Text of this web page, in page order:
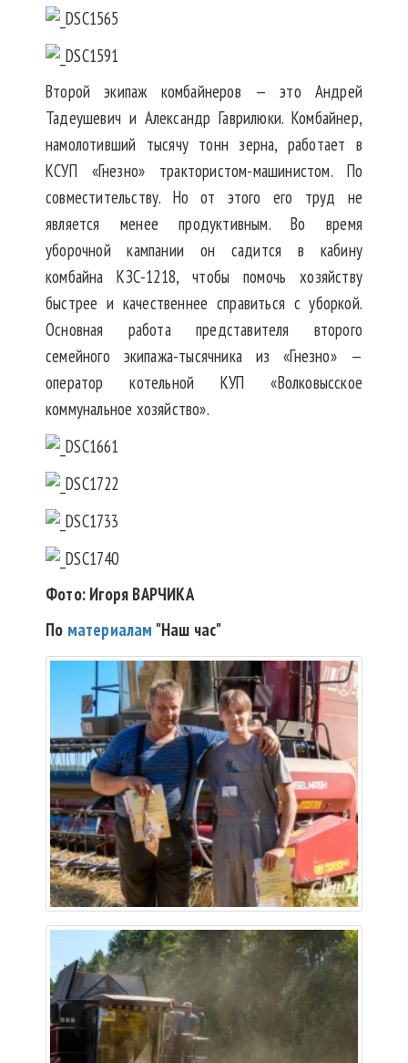
Второй экипаж комбайнеров — это Андрей
Тадеушевич и Александр Гаврилюки. Комбайнер,
намолотивший тысячу тонн зерна, работает в
КСУП «Гнезно» трактористом-машинистом. По
совместительству. Но от этого его труд не
является менее продуктивным. Во время
уборочной кампании он садится в кабину
комбайна КЗС-1218, чтобы помочь хозяйству
быстрее и качественнее справиться с уборкой.
Основная работа представителя второго
семейного экипажа-тысячника из «Гнезно» —
оператор котельной КУП «Волковысское
коммунальное хозяйство».
Фото: Игоря ВАРЧИКА
По материалам "Наш час"